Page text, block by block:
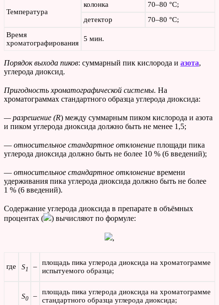
Температура
колонка
70–80 °С;
детектор
70–80 °С;
Время
хроматографирования
5 мин.
Порядок выхода пиков: суммарный пик кислорода и азота,
углерода диоксид.
Пригодность хроматографической системы. На
хроматограммах стандартного образца углерода диоксида:
— разрешение (R) между суммарным пиком кислорода и азота
и пиком углерода диоксида должно быть не менее 1,5;
— относительное стандартное отклонение площади пика
углерода диоксида должно быть не более 10 % (6 введений);
— относительное стандартное отклонение времени
удерживания пика углерода диоксида должно быть не более
1 % (6 введений).
Содержание углерода диоксида в препарате в объёмных
процентах (
) вычисляют по формуле:
,
где S1 –
площадь пика углерода диоксида на хроматограмме
испытуемого образца;
S0 –
площадь пика углерода диоксида на хроматограмме
стандартного образца углерода диоксида;